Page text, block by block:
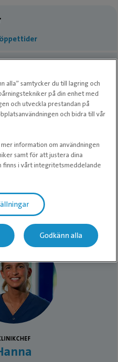
08:00 ­- 17:00
08:00 ­- 17:00
08:00 ­- 17:00
08:00 ­- 17:00
alla” samtycker du till lagring och
på din enhet med
och utveckla prestandan på
och bidra till vår
information om användningen
samt för att justera dina
finns i vårt integritetsmeddelande
Godkänn alla